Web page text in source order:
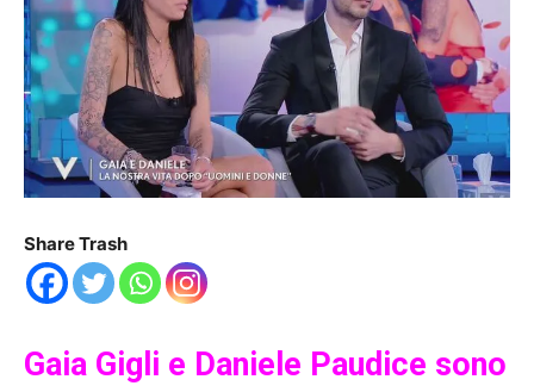
Share Trash
Gaia Gigli e Daniele Paudice sono